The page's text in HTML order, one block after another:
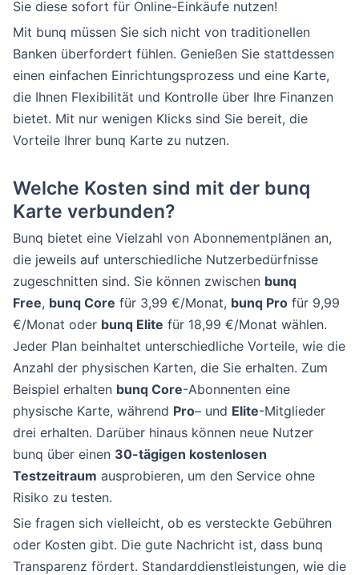
Sie diese sofort für Online-Einkäufe nutzen!
Mit bunq müssen Sie sich nicht von traditionellen
Banken überfordert fühlen. Genießen Sie stattdessen
einen einfachen Einrichtungsprozess und eine Karte,
die Ihnen Flexibilität und Kontrolle über Ihre Finanzen
bietet. Mit nur wenigen Klicks sind Sie bereit, die
Vorteile Ihrer bunq Karte zu nutzen.
Welche Kosten sind mit der bunq
Karte verbunden?
Bunq bietet eine Vielzahl von Abonnementplänen an,
die jeweils auf unterschiedliche Nutzerbedürfnisse
zugeschnitten sind. Sie können zwischen bunq
Free, bunq Core für 3,99 €/Monat, bunq Pro für 9,99
€/Monat oder bunq Elite für 18,99 €/Monat wählen.
Jeder Plan beinhaltet unterschiedliche Vorteile, wie die
Anzahl der physischen Karten, die Sie erhalten. Zum
Beispiel erhalten bunq Core-Abonnenten eine
physische Karte, während Pro– und Elite-Mitglieder
drei erhalten. Darüber hinaus können neue Nutzer
bunq über einen 30-tägigen kostenlosen
Testzeitraum ausprobieren, um den Service ohne
Risiko zu testen.
Sie fragen sich vielleicht, ob es versteckte Gebühren
oder Kosten gibt. Die gute Nachricht ist, dass bunq
Transparenz fördert. Standarddienstleistungen, wie die